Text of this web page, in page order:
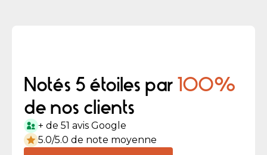
Notés 5 étoiles par 100%
de nos clients
+ de 51 avis Google
5.0/5.0 de note moyenne